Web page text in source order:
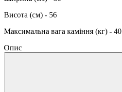
Висота (см) - 56
Максимальна вага каміння (кг) - 40
Опис